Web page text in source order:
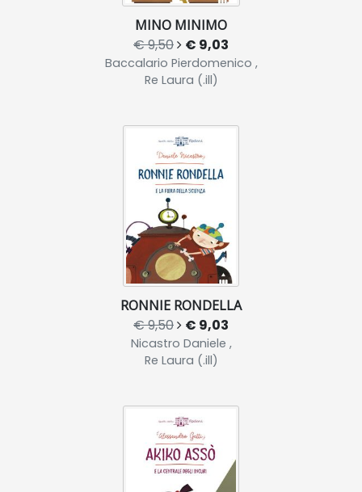
MINO MINIMO
€ 9,50 € 9,03
Baccalario Pierdomenico ,
Re Laura (.ill)
RONNIE RONDELLA
€ 9,50 € 9,03
Nicastro Daniele ,
Re Laura (.ill)